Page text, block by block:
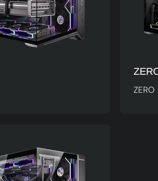
ZERO